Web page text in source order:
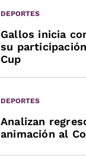
DEPORTES
Gallos inicia
su
Cup
DEPORTES
Analizan
animación al